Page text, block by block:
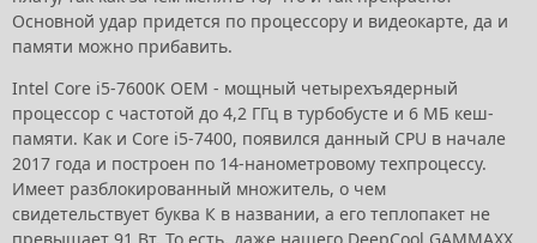
Основной удар придется по процессору и видеокарте, да и
памяти можно прибавить.
Intel Core i5-7600K OEM - мощный четырехъядерный
процессор с частотой до 4,2 ГГц в турбобусте и 6 МБ кеш-
памяти. Как и Core i5-7400, появился данный CPU в начале
2017 года и построен по 14-нанометровому техпроцессу.
Имеет разблокированный множитель, о чем
свидетельствует буква К в названии, а его теплопакет не
превышает 91 Вт. То есть, даже нашего DeepCool GAMMAXX